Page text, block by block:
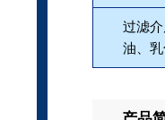
过滤
油、